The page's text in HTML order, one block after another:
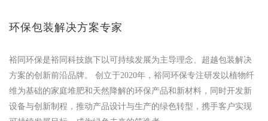
环保包装解决方案专家
裕同环保是裕同科技旗下以可持续发展为主导理念、超越包装解决
方案的创新前沿品牌。 创立于2020年，裕同环保专注研发以植物纤
维为基础的家庭堆肥和天然降解的环保产品和新材料，同时开发新
设备与创新制程，推动产品设计与生产的绿色转型，携手客户实现